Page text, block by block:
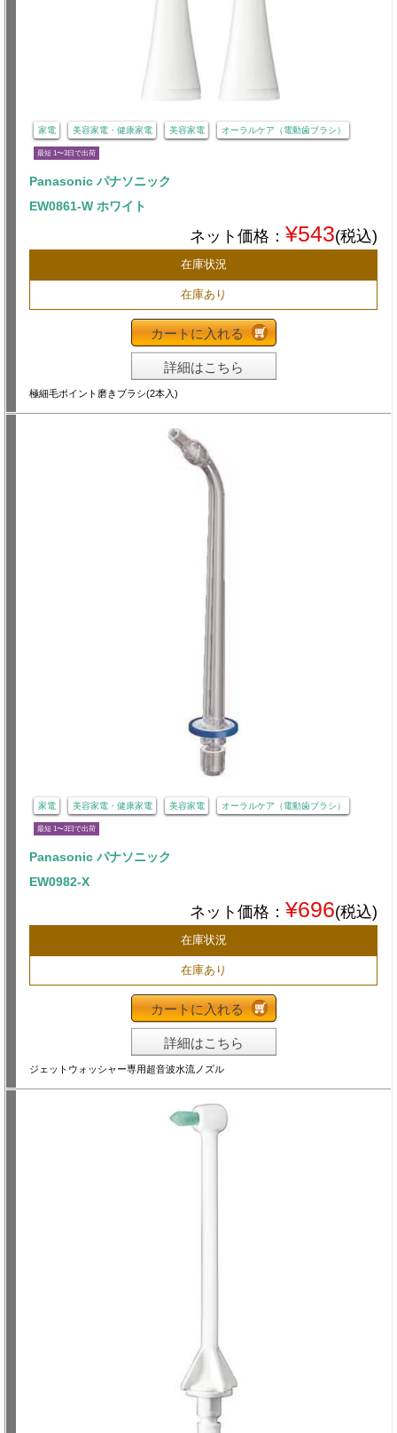
家電 美容家電・健康家電 美容家電 オーラルケア（電動歯ブラシ）
最短 1〜3日で出荷
Panasonic パナソニック
EW0861-W ホワイト
ネット価格： ¥543(税込)
在庫状況
在庫あり
カートに入れる
詳細はこちら
極細毛ポイント磨きブラシ(2本入)
家電 美容家電・健康家電 美容家電 オーラルケア（電動歯ブラシ）
最短 1〜3日で出荷
Panasonic パナソニック
EW0982-X
ネット価格： ¥696(税込)
在庫状況
在庫あり
カートに入れる
詳細はこちら
ジェットウォッシャー専用超音波水流ノズル